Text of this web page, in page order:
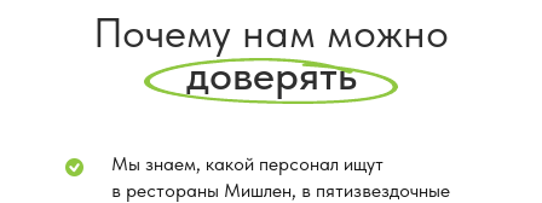
Почему нам можно
доверять
Мы знаем, какой персонал ищут
в рестораны Мишлен, в пятизвездочные